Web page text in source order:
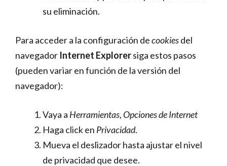
su eliminación.
Para acceder a la configuración decookiesdel
navegador Internet Explorersiga estos pasos
(pueden variar en función de la versión del
navegador):
Vaya a Herramientas, Opciones de Internet
Haga click en Privacidad.
Mueva el deslizador hasta ajustar el nivel
de privacidad que desee.